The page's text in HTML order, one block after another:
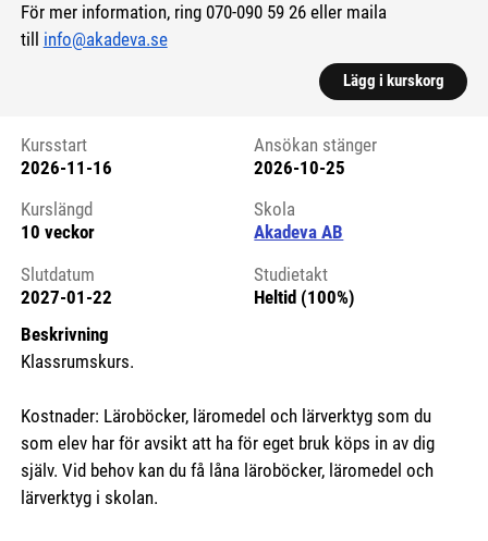
För mer information, ring 070-090 59 26 eller maila
till info@akadeva.se
Lägg i kurskorg
Kursstart 6131165
Kursstart
2026-11-16
Ansökan stänger
2026-10-25
Kurslängd
10 veckor
Skola
Akadeva AB
Slutdatum
2027-01-22
Studietakt
Heltid (100%)
Beskrivning
Klassrumskurs.
Kostnader: Läroböcker, läromedel och lärverktyg som du
som elev har för avsikt att ha för eget bruk köps in av dig
själv. Vid behov kan du få låna läroböcker, läromedel och
lärverktyg i skolan.